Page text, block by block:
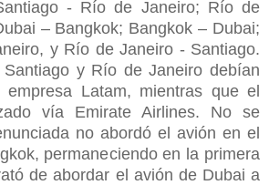
- Río de Janeiro; Río de
– Bangkok; Bangkok – Dubai;
y Río de Janeiro - Santiago.
y Río de Janeiro debían
Latam, mientras que el
vía Emirate Airlines. No se
no abordó el avión en el
permaneciendo en la primera
de abordar el avión de Dubai a